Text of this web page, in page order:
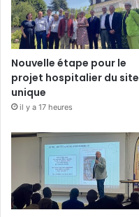
Nouvelle étape pour le
projet hospitalier du site
unique
il y a 17 heures